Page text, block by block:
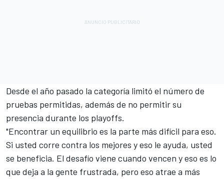
Desde el año pasado la categoría limitó el número de
pruebas permitidas, además de no permitir su
presencia durante los playoffs.
"Encontrar un equilibrio es la parte más difícil para eso.
Si usted corre contra los mejores y eso le ayuda, usted
se beneficia. El desafío viene cuando vencen y eso es lo
que deja a la gente frustrada, pero eso atrae a más